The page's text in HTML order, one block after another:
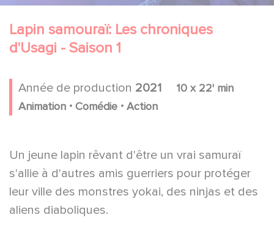
Lapin samouraï: Les chroniques
d'Usagi - Saison 1
Année de production 2021
10 x 22' min
Animation . Comédie . Action
Un jeune lapin rêvant d'être un vrai samuraï
s'allie à d'autres amis guerriers pour protéger
leur ville des monstres yokai, des ninjas et des
aliens diaboliques.